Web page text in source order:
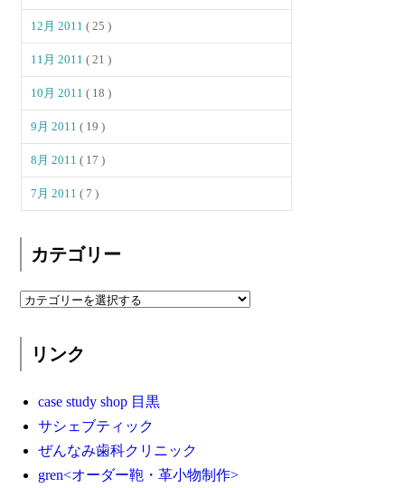
12月 2011( 25 )
11月 2011( 21 )
10月 2011( 18 )
9月 2011( 19 )
8月 2011( 17 )
7月 2011( 7 )
カテゴリー
リンク
case study shop 目黒
サシェブティック
ぜんなみ歯科クリニック
gren<オーダー鞄・革小物制作>